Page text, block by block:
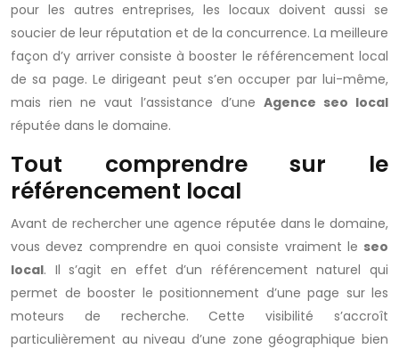
pour les autres entreprises, les locaux doivent aussi se
soucier de leur réputation et de la concurrence. La meilleure
façon d’y arriver consiste à booster le référencement local
de sa page. Le dirigeant peut s’en occuper par lui-même,
mais rien ne vaut l’assistance d’une Agence seo local
réputée dans le domaine.
Tout comprendre sur le
référencement local
Avant de rechercher une agence réputée dans le domaine,
vous devez comprendre en quoi consiste vraiment le seo
local. Il s’agit en effet d’un référencement naturel qui
permet de booster le positionnement d’une page sur les
moteurs de recherche. Cette visibilité s’accroît
particulièrement au niveau d’une zone géographique bien